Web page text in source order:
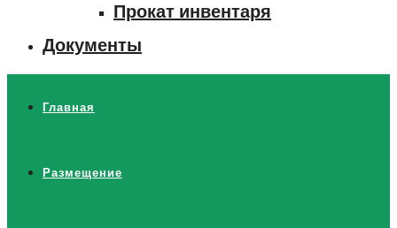
Прокат инвентаря
Документы
Главная
Размещение